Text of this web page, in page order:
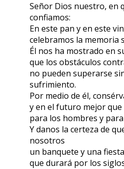
Señor Dios nuestro, en
confiamos:
En este pan y en este
celebramos la memoria
Él nos ha mostrado en
que los obstáculos
no pueden superarse
sufrimiento.
Por medio de él,
y en el futuro mejor
para los hombres y
Y danos la certeza de
nosotros
un banquete y una
que durará por los